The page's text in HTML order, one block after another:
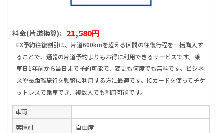
料金(片道換算): 21,580円
EX予約往復割引は、片道600kmを超える区間の往復行程を一括購入す
ることで、通常の片道予約よりもお得に利用できるサービスです。乗
車日1年前から当日まで予約可能で、変更も何度でも無料です。ビジネ
スや長距離旅行を頻繁に利用する方に最適です。ICカードを使ってチケ
ットレスで乗車でき、複数人でも利用可能です。
車両
席種別
自由席